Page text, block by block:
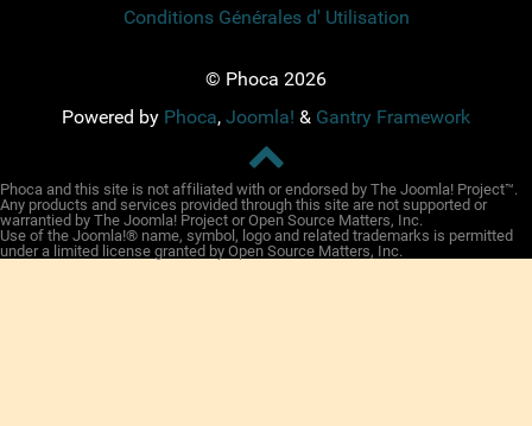
Conditions Générales d' Utilisation
© Phoca 2026
Powered by Phoca, Joomla! & Gantry Framework
Phoca and this site is not affiliated with or endorsed by The Joomla! Project™.
Any products and services provided through this site are not supported or
warrantied by The Joomla! Project or Open Source Matters, Inc.
Use of the Joomla!® name, symbol, logo and related trademarks is permitted
under a limited license granted by Open Source Matters, Inc.